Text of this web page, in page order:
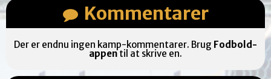
Kommentarer
Der er endnu ingen kamp-kommentarer. Brug Fodbold-
appentil at skrive en.